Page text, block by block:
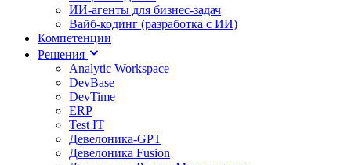
ИИ-агенты для бизнес-задач
Вайб‑кодинг (разработка с ИИ)
Компетенции
Решения
Analytic Workspace
DevBase
DevTime
ERP
Test IT
Девелоника-GPT
Девелоника Fusion